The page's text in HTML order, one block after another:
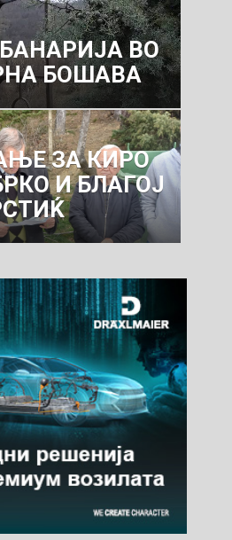
УСЛУГИ
ВО
БОШАВА
ЗА КИРО
И БЛАГОЈ